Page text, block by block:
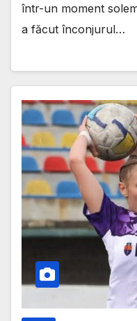
într-un moment
a făcut înconjurul…